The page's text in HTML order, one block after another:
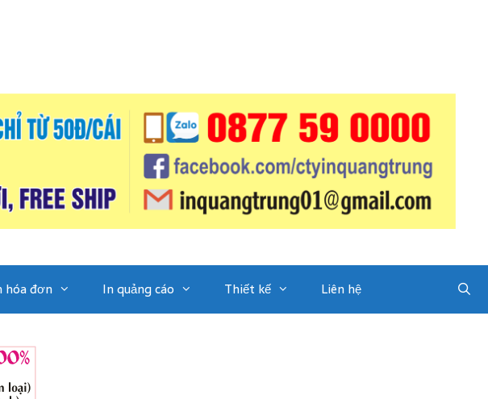
hóa đơn In quảng cáo Thiết kế Liên hệ